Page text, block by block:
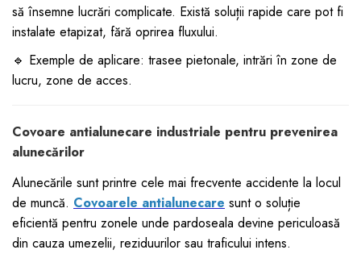
să însemne lucrări complicate. Există soluții rapide care pot fi
instalate etapizat, fără oprirea fluxului.
🔹 Exemple de aplicare: trasee pietonale, intrări în zone de
lucru, zone de acces.
Covoare antialunecare industriale pentru prevenirea
alunecărilor
Alunecările sunt printre cele mai frecvente accidente la locul
de muncă. Covoarele antialunecare sunt o soluție
eficientă pentru zonele unde pardoseala devine periculoasă
din cauza umezelii, reziduurilor sau traficului intens.